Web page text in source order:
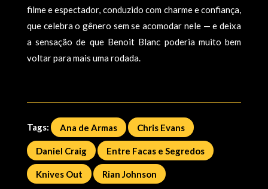
filme e espectador, conduzido com charme e confiança,
que celebra o gênero sem se acomodar nele — e deixa
a sensação de que Benoit Blanc poderia muito bem
voltar para mais uma rodada.
Tags: Ana de Armas Chris Evans
Daniel Craig Entre Facas e Segredos
Knives Out Rian Johnson